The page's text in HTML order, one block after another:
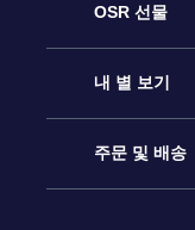
고객 서비스
연락처
블로그
OSR 선물
온라인 별 선물
OSR 선물 팩
내 별 보기
Star Register
주문 및 배송